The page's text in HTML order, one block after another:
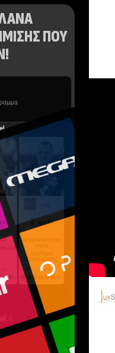
ΠΟΥ